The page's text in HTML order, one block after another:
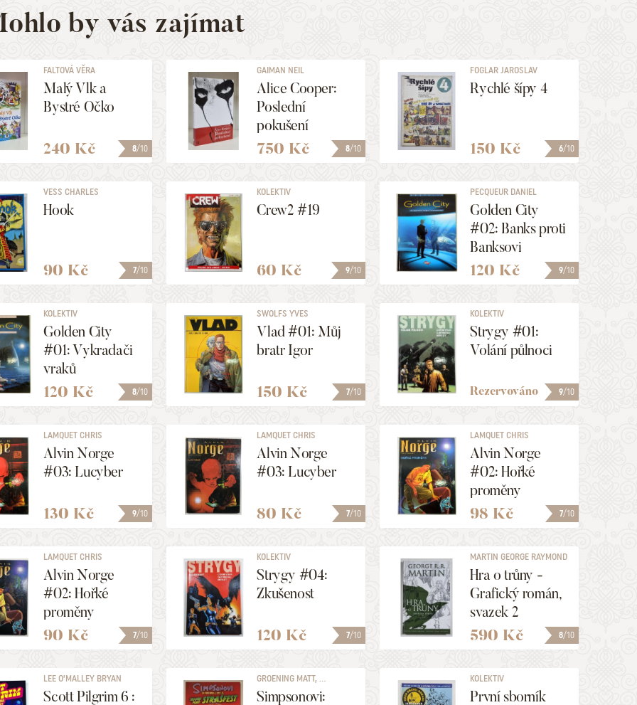
by vás zajímat
8/10
FALTOVÁ VĚRA
Malý Vlk a
Bystré Očko
240 Kč 8/10
GAIMAN NEIL
Alice Cooper:
Poslední
pokušení
750 Kč 6/10
FOGLAR JAROSLAV
Rychlé šípy 4
150 Kč
7/10
VESS CHARLES
Hook
90 Kč 9/10
KOLEKTIV
Crew2 #19
60 Kč 9/10
PECQUEUR DANIEL
Golden City
#02: Banks proti
Banksovi
120 Kč
8/10
KOLEKTIV
Golden City
#01: Vykradači
vraků
120 Kč 7/10
SWOLFS YVES
Vlad #01: Můj
bratr Igor
150 Kč 9/10
KOLEKTIV
Strygy #01:
Volání půlnoci
Rezervováno
9/10
LAMQUET CHRIS
Alvin Norge
#03: Lucyber
130 Kč 7/10
LAMQUET CHRIS
Alvin Norge
#03: Lucyber
80 Kč 7/10
LAMQUET CHRIS
Alvin Norge
#02: Hořké
proměny
98 Kč
7/10
LAMQUET CHRIS
Alvin Norge
#02: Hořké
proměny
90 Kč 7/10
KOLEKTIV
Strygy #04:
Zkušenost
120 Kč 8/10
MARTIN GEORGE RAYMOND
RICHARD
Hra o trůny -
Grafický román,
svazek 2
590 Kč
LEE O’MALLEY BRYAN
Scott Pilgrim 6 :
GROENING MATT, ...
Simpsonovi:
KOLEKTIV
První sborník